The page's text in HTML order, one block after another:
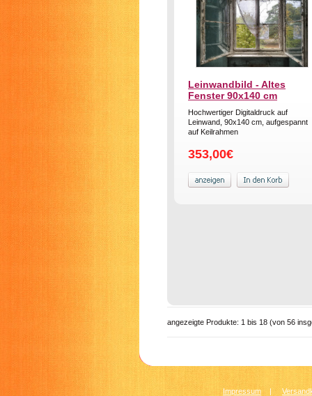
Leinwandbild - Altes
Fenster 90x140 cm
Hochwertiger Digitaldruck auf
Leinwand, 90x140 cm, aufgespannt
auf Keilrahmen
353,00€
angezeigte Produkte: 1 bis 18 (von 56
Impressum |